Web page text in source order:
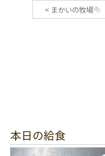
< まかいの牧場
本日の給食